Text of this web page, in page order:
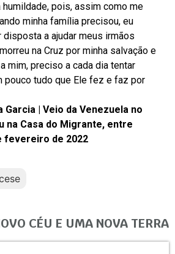
humildade, pois, assim como me
minha família precisou, eu
a ajudar meus irmãos
na Cruz por minha salvação e
mim, preciso a cada dia tentar
pouco tudo que Ele fez e faz por
Garcia | Veio da Venezuela no
na Casa do Migrante, entre
fevereiro de 2022
CÉU E UMA NOVA TERRA